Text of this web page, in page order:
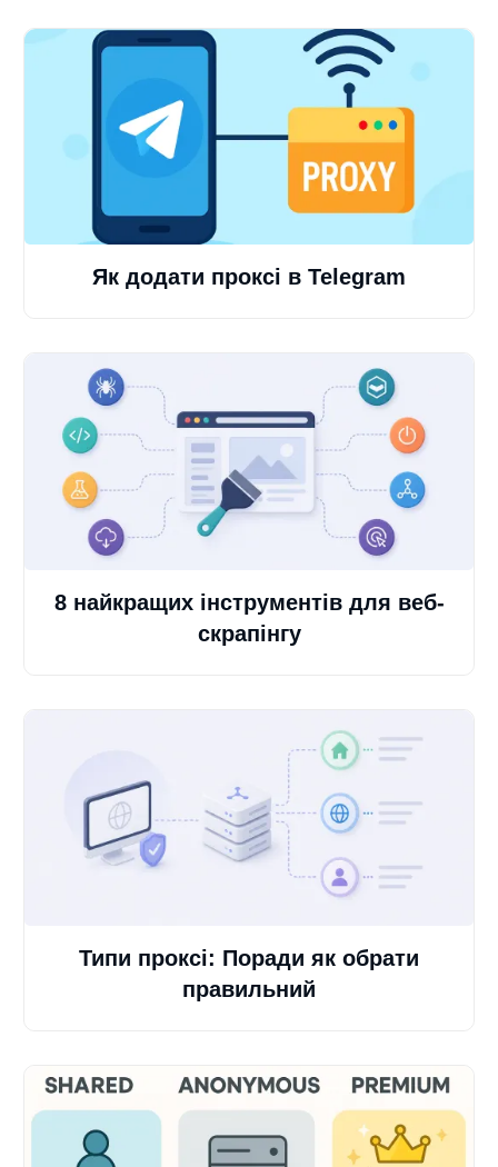
Як додати проксі в Telegram
8 найкращих інструментів для веб-
скрапінгу
Типи проксі: Поради як обрати
правильний